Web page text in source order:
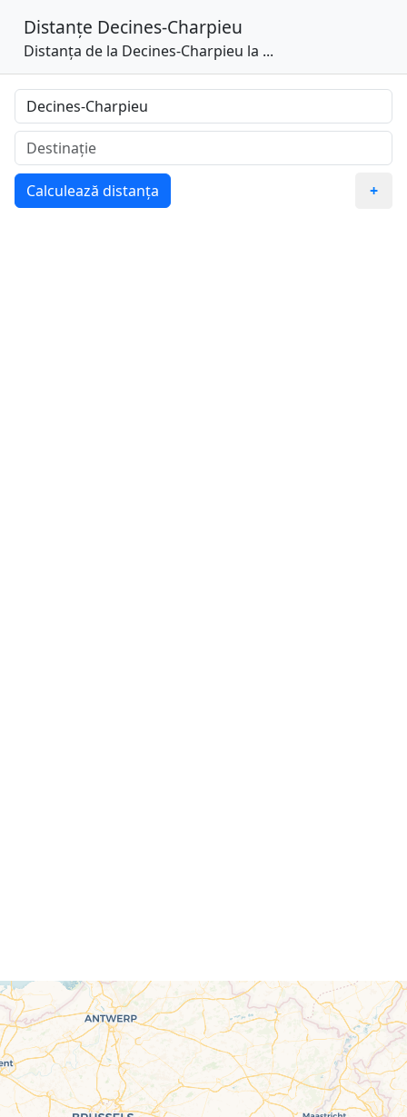
Distanțe Decines-Charpieu
Distanța de la Decines-Charpieu la ...
Calculează distanța +